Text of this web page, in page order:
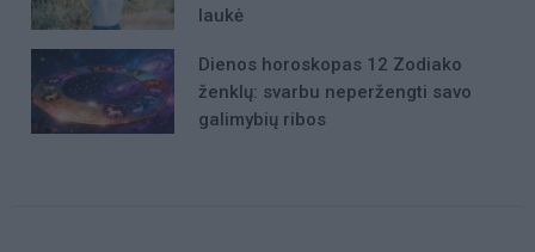
laukė
Dienos horoskopas 12 Zodiako
ženklų: svarbu neperžengti savo
galimybių ribos